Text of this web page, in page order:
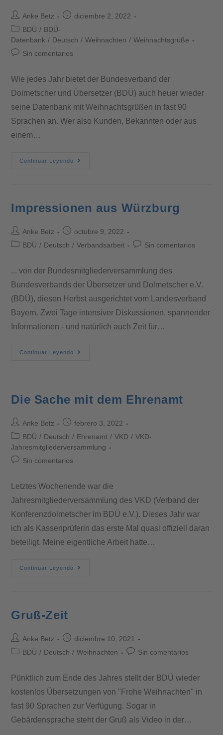
Anke Betz
diciembre 2, 2022
BDÜ / BDÜ-
Datenbank / Deutsch / Weihnachten / Weihnachtsgrüße
Sin comentarios
Wie jedes Jahr bietet der Bundesverband der
Dolmetscher und Übersetzer (BDÜ) auch heuer wieder
seine Datenbank mit Weihnachtsgrüßen in fast 90
Sprachen an. Wer also Kunden, Bekannten oder aus
einem…
Continuar Leyendo
Impressionen aus Würzburg
Anke Betz
octubre 9, 2022
BDÜ / Deutsch / Verbandsarbeit Sin comentarios
... von der Bundesmitgliederversammlung des
Bundesverbands der Übersetzer und Dolmetscher e.V.
(BDÜ), diesen Herbst ausgerichtet vom Landesverband
Bayern. Zwei Tage intensiver Diskussionen, spannender
Informationen - und natürlich auch Zeit für…
Continuar Leyendo
Die Sache mit dem Ehrenamt
Anke Betz
febrero 3, 2022
BDÜ / Deutsch / Ehrenamt / VKD / VKD-
Jahresmitgliederversammlung
Sin comentarios
Letztes Wochenende war die
Jahresmitgliederversammlung des VKD (Verband der
Konferenzdolmetscher im BDÜ e.V.). Dieses Jahr war
ich als Kassenprüferin das erste Mal quasi offiziell daran
beteiligt. Meine eigentliche Arbeit hatte…
Continuar Leyendo
Gruß-Zeit
Anke Betz
diciembre 10, 2021
BDÜ / Deutsch / Weihnachten Sin comentarios
Pünktlich zum Ende des Jahres stellt der BDÜ wieder
kostenlos Übersetzungen von "Frohe Weihnachten" in
fast 90 Sprachen zur Verfügung. Sogar in
Gebärdensprache steht der Gruß als Video in der…